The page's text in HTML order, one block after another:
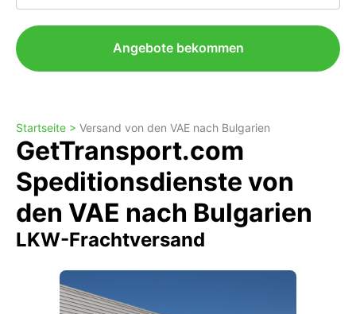
Angebote bekommen
Startseite > Versand von den VAE nach Bulgarien
GetTransport.com
Speditionsdienste von
den VAE nach Bulgarien
LKW-Frachtversand